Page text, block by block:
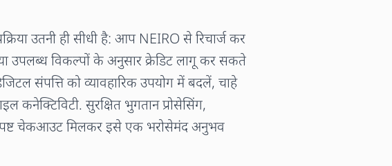
उतनी ही सीधी है: आप NEIRO से रिचार्ज कर
विकल्पों के अनुसार क्रेडिट लागू कर सकते
संपत्ति को व्यावहारिक उपयोग में बदलें, चाहे
कनेक्टिविटी. सुरक्षित भुगतान प्रोसेसिंग,
चेकआउट मिलकर इसे एक भरोसेमंद अनुभव